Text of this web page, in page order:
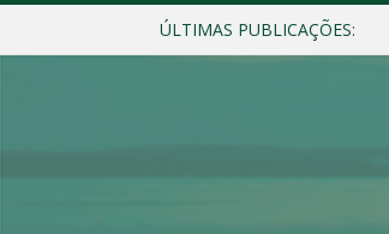
ÚLTIMAS PUBLICAÇÕES: